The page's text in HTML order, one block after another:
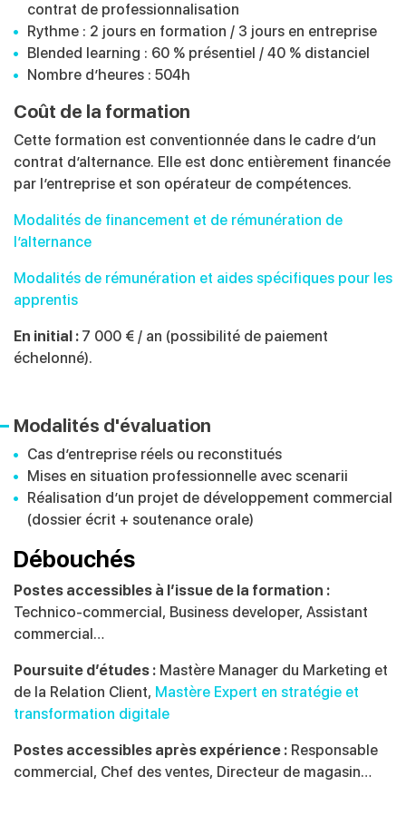
contrat de professionnalisation
Rythme : 2 jours en formation / 3 jours en entreprise
Blended learning : 60 % présentiel / 40 % distanciel
Nombre d’heures : 504h
Coût de la formation
Cette formation est conventionnée dans le cadre d’un
contrat d’alternance. Elle est donc entièrement financée
par l’entreprise et son opérateur de compétences.
Modalités de financement et de rémunération de
l’alternance
Modalités de rémunération et aides spécifiques pour les
apprentis
En initial : 7 000 € / an (possibilité de paiement
échelonné).
Modalités d'évaluation
Cas d’entreprise réels ou reconstitués
Mises en situation professionnelle avec scenarii
Réalisation d’un projet de développement commercial
(dossier écrit + soutenance orale)
Débouchés
Postes accessibles à l’issue de la formation :
Technico-commercial, Business developer, Assistant
commercial…
Poursuite d’études : Mastère Manager du Marketing et
de la Relation Client, Mastère Expert en stratégie et
transformation digitale
Postes accessibles après expérience : Responsable
commercial, Chef des ventes, Directeur de magasin…